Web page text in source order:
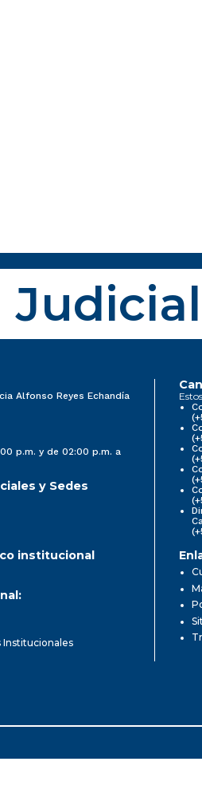
Judicial
Alfonso Reyes Echandía
p.m. y de 02:00 p.m. a
y Sedes
Estos
institucional